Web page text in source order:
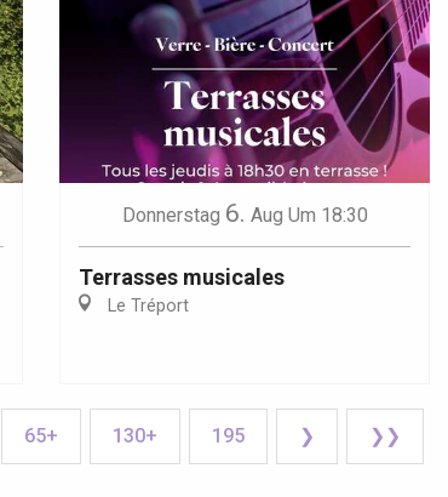
Donnerstag 6. Aug Um 18:30
Terrasses musicales
Le Tréport
65+ 130+ 195 ❯ ❯❯